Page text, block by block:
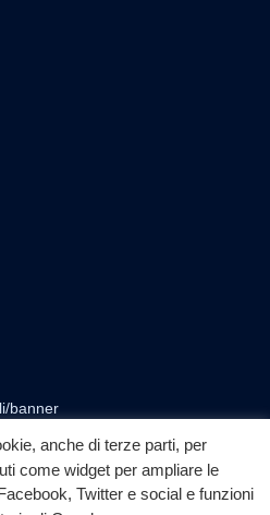
banner
◎ ▶
anche di terze parti, per
come widget per ampliare le
Twitter e social e funzioni